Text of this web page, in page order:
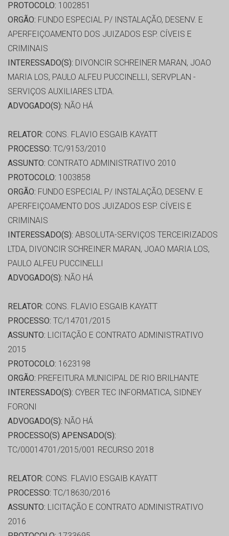
PROTOCOLO: 1002851
ORGÃO: FUNDO ESPECIAL P/ INSTALAÇÃO, DESENV. E
APERFEIÇOAMENTO DOS JUIZADOS ESP. CÍVEIS E
CRIMINAIS
INTERESSADO(S): DIVONCIR SCHREINER MARAN, JOAO
MARIA LOS, PAULO ALFEU PUCCINELLI, SERVPLAN -
SERVIÇOS AUXILIARES LTDA.
ADVOGADO(S): NÃO HÁ
RELATOR: CONS. FLAVIO ESGAIB KAYATT
PROCESSO: TC/9153/2010
ASSUNTO: CONTRATO ADMINISTRATIVO 2010
PROTOCOLO: 1003858
ORGÃO: FUNDO ESPECIAL P/ INSTALAÇÃO, DESENV. E
APERFEIÇOAMENTO DOS JUIZADOS ESP. CÍVEIS E
CRIMINAIS
INTERESSADO(S): ABSOLUTA-SERVIÇOS TERCEIRIZADOS
LTDA, DIVONCIR SCHREINER MARAN, JOAO MARIA LOS,
PAULO ALFEU PUCCINELLI
ADVOGADO(S): NÃO HÁ
RELATOR: CONS. FLAVIO ESGAIB KAYATT
PROCESSO: TC/14701/2015
ASSUNTO: LICITAÇÃO E CONTRATO ADMINISTRATIVO
2015
PROTOCOLO: 1623198
ORGÃO: PREFEITURA MUNICIPAL DE RIO BRILHANTE
INTERESSADO(S): CYBER TEC INFORMATICA, SIDNEY
FORONI
ADVOGADO(S): NÃO HÁ
PROCESSO(S) APENSADO(S):
TC/00014701/2015/001 RECURSO 2018
RELATOR: CONS. FLAVIO ESGAIB KAYATT
PROCESSO: TC/18630/2016
ASSUNTO: LICITAÇÃO E CONTRATO ADMINISTRATIVO
2016